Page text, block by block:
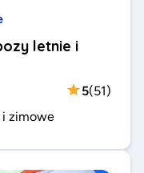
letnie i
5(51)
i zimowe